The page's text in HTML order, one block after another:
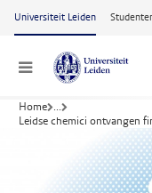
Ga naar hoofdinhoud
Universiteit Leiden
Menu
Home ...
Leidse chemici ontvangen